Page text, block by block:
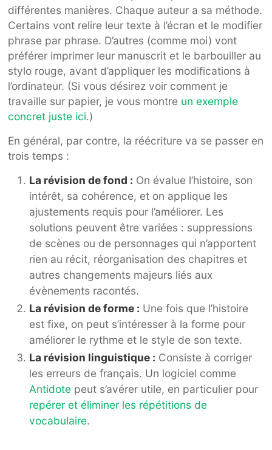
différentes manières. Chaque auteur a sa méthode.
Certains vont relire leur texte à l’écran et le modifier
phrase par phrase. D’autres (comme moi) vont
préférer imprimer leur manuscrit et le barbouiller au
stylo rouge, avant d’appliquer les modifications à
l’ordinateur. (Si vous désirez voir comment je
travaille sur papier, je vous montre un exemple
concret juste ici.)
En général, par contre, la réécriture va se passer en
trois temps :
La révision de fond : On évalue l’histoire, son
intérêt, sa cohérence, et on applique les
ajustements requis pour l’améliorer. Les
solutions peuvent être variées : suppressions
de scènes ou de personnages qui n’apportent
rien au récit, réorganisation des chapitres et
autres changements majeurs liés aux
évènements racontés.
La révision de forme : Une fois que l’histoire
est fixe, on peut s’intéresser à la forme pour
améliorer le rythme et le style de son texte.
La révision linguistique : Consiste à corriger
les erreurs de français. Un logiciel comme
Antidote peut s’avérer utile, en particulier pour
repérer et éliminer les répétitions de
vocabulaire.